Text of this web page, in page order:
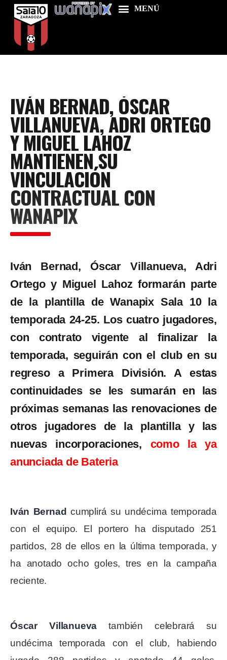
Food & Drink
Features
News
Contacts
IVÁN BERNAD, ÓSCAR
VILLANUEVA, ADRI ORTEGO
Y MIGUEL LAHOZ
MANTIENEN SU
VINCULACIÓN
CONTRACTUAL CON
WANAPIX
Iván Bernad, Óscar Villanueva, Adri
Ortegoy Miguel Lahoz formarán parte
de la plantilla deWanapix Sala 10 la
temporada 24-25. Los cuatro jugadores,
con contrato vigente al finalizar la
temporada, seguirán con el club en su
regreso a Primera División.A estas
continuidades se les sumarán en las
próximas semanas las renovaciones de
otros jugadores de la plantilla y las
nuevas incorporaciones, como la ya
anunciada de Bateria
Iván Bernad cumplirá su undécima temporada
con el equipo. El portero ha disputado 251
partidos, 28 de ellos en la última temporada, y
ha anotado ocho goles, tres en la campaña
reciente.
Óscar Villanueva también celebrará su
undécima temporada con el club, habiendo